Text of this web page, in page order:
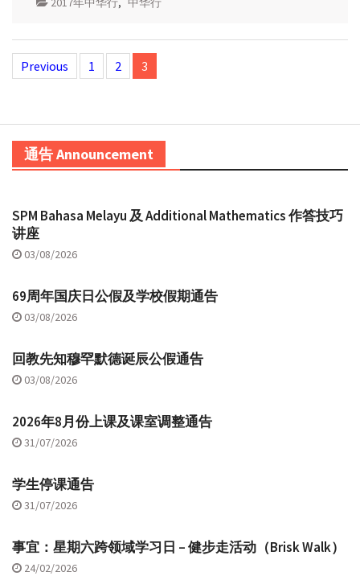
Posts
navigation
Previous 1 2 3
通告 Announcement
SPM Bahasa Melayu 及 Additional Mathematics 作答技巧
讲座
03/08/2026
69周年国庆日公假及学校假期通告
03/08/2026
回教先知穆罕默德诞辰公假通告
03/08/2026
2026年8月份上课及课室调整通告
31/07/2026
学生停课通告
31/07/2026
事宜：星期六跨领域学习日 – 健步走活动（Brisk Walk）
24/02/2026